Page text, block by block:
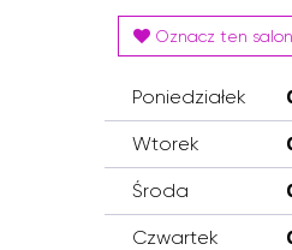
Oznacz ten
Poniedziałek
Wtorek
Środa
Czwartek